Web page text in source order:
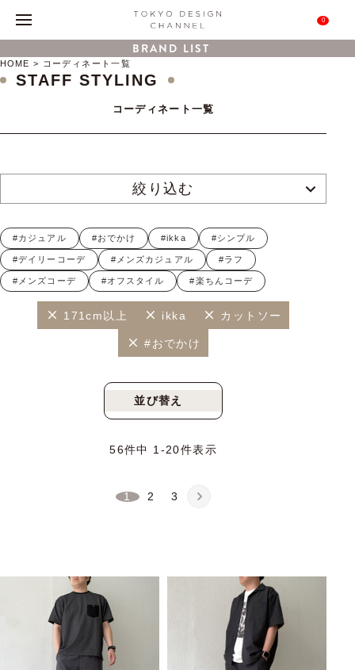
0
BRAND LIST
HOME コーディネート一覧
STAFF STYLING
コーディネート一覧
絞り込む
#カジュアル #おでかけ #ikka #シンプル
#デイリーコーデ #メンズカジュアル #ラフ
#メンズコーデ #オフスタイル #楽ちんコーデ
171cm以上 ikka カットソー
#おでかけ
並び替え
56件中 1 -20件表示
1 2 3